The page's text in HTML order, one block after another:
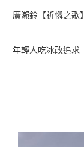
廣瀨鈴【祈憐之歌
年輕人吃冰改追